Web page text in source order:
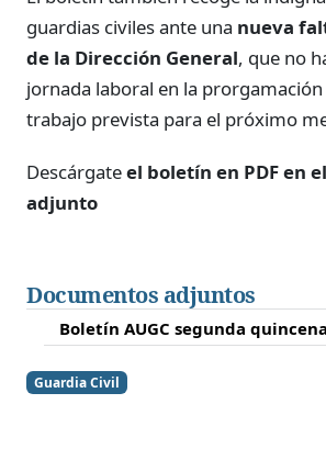
guardias civiles ante una nueva
de la Dirección General, que no
jornada laboral en la
trabajo prevista para el próximo
Descárgateel boletín en PDF en
adjunto
Documentos adjuntos
Boletín AUGC segunda
Guardia Civil